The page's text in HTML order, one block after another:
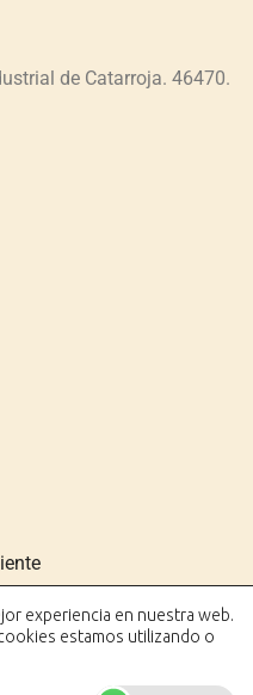
de Catarroja. 46470.
| Diseño web: AZUL
experiencia en nuestra web.
estamos utilizando o